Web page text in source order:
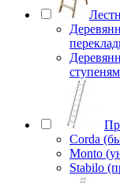
Corda
Monto
Stabilo